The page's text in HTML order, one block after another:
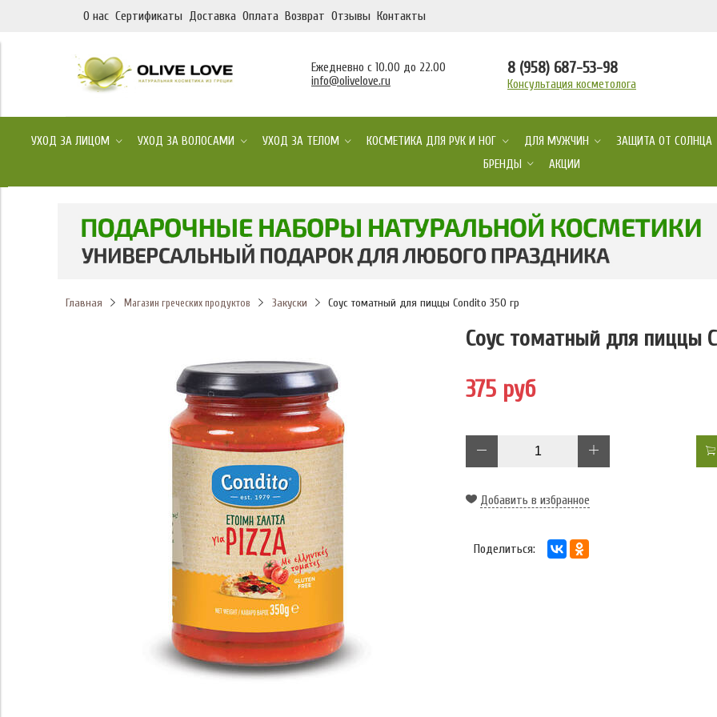
О нас Сертификаты Доставка Оплата Возврат Отзывы Контакты
Ежедневно с 10.00 до 22.00
info@olivelove.ru
8 (958) 687-53-98
Консультация косметолога
УХОД ЗА ЛИЦОМ УХОД ЗА ВОЛОСАМИ УХОД ЗА ТЕЛОМ КОСМЕТИКА ДЛЯ РУК И НОГ ДЛЯ МУЖЧИН
ЗАЩИТА ОТ СОЛНЦА
БРЕНДЫ
АКЦИИ
Главная Магазин греческих продуктов Закуски Соус томатный для пиццы Condito 350 гр
Соус томатный для пиццы
375 руб
Добавить в избранное
Поделиться: